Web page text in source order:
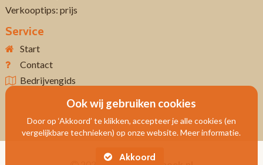
Verkooptips: prijs
Service
Start
Contact
Bedrijvengids
Ook wij gebruiken cookies
Door op ‘Akkoord’ te klikken, accepteer je alle cookies (en
vergelijkbare technieken) op onze website. Meer informatie.
Akkoord